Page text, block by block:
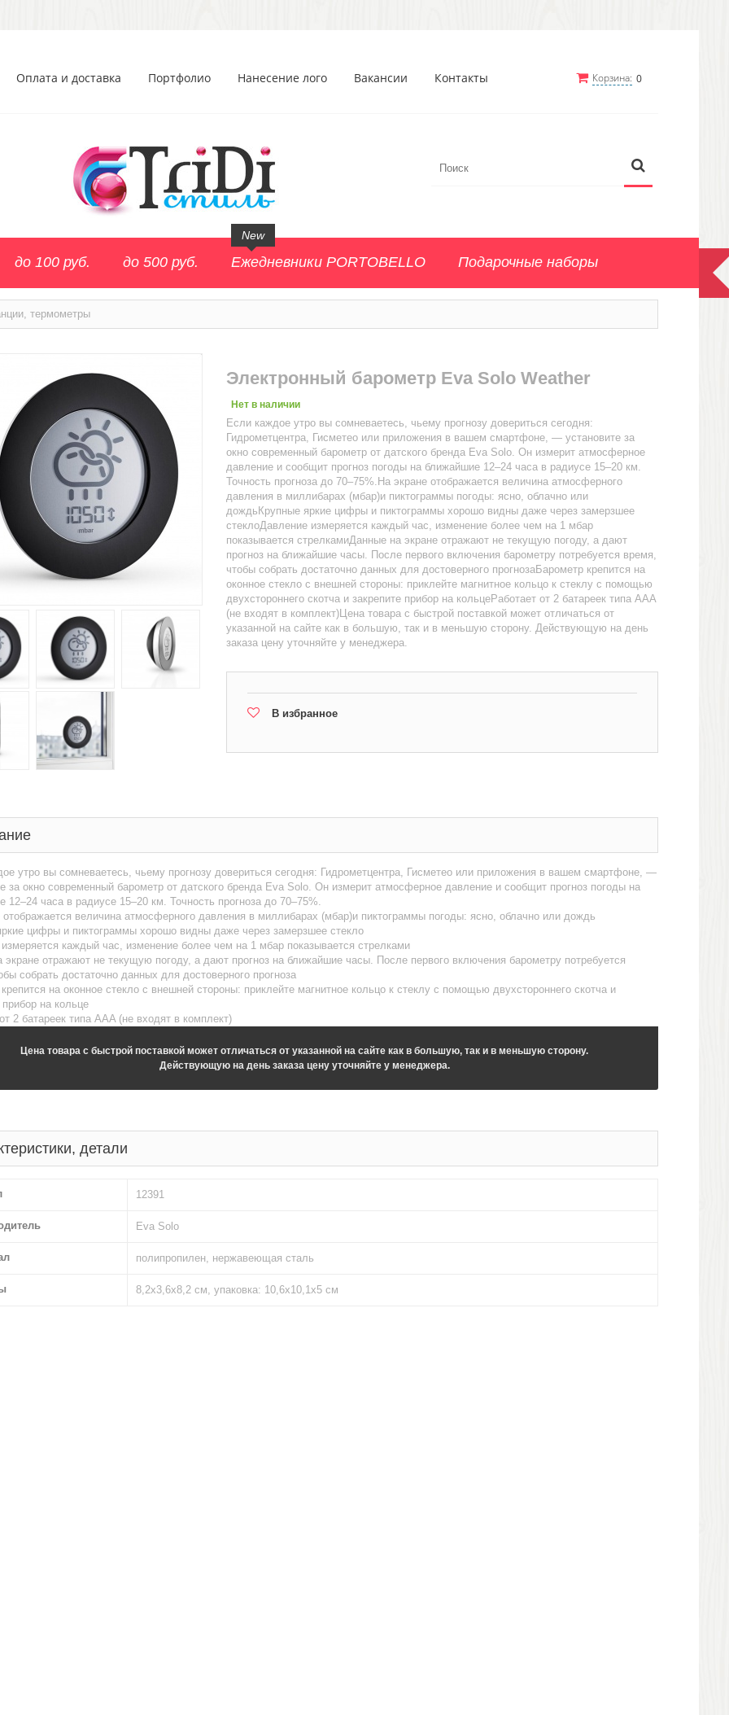
Корзина: 0
Оплата и доставка Портфолио Нанесение лого Вакансии Контакты
до 100 руб. до 500 руб. Ежедневники PORTOBELLO
New
Подарочные наборы
термометры
Электронный барометр Eva Solo Weather
Нет в наличии
Если каждое утро вы сомневаетесь, чьему прогнозу довериться сегодня:
Гидрометцентра, Гисметео или приложения в вашем смартфоне, — установите за
окно современный барометр от датского бренда Eva Solo. Он измерит атмосферное
давление и сообщит прогноз погоды на ближайшие 12–24 часа в радиусе 15–20 км.
Точность прогноза до 70–75%.На экране отображается величина атмосферного
давления в миллибарах (мбар)и пиктограммы погоды: ясно, облачно или
дождьКрупные яркие цифры и пиктограммы хорошо видны даже через замерзшее
стеклоДавление измеряется каждый час, изменение более чем на 1 мбар
показывается стрелкамиДанные на экране отражают не текущую погоду, а дают
прогноз на ближайшие часы. После первого включения барометру потребуется время,
чтобы собрать достаточно данных для достоверного прогнозаБарометр крепится на
оконное стекло с внешней стороны: приклейте магнитное кольцо к стеклу с помощью
двухстороннего скотча и закрепите прибор на кольцеРаботает от 2 батареек типа AAA
(не входят в комплект)Цена товара с быстрой поставкой может отличаться от
указанной на сайте как в большую, так и в меньшую сторону. Действующую на день
заказа цену уточняйте у менеджера.
В избранное
утро вы сомневаетесь, чьему прогнозу довериться сегодня: Гидрометцентра, Гисметео или приложения в вашем смартфоне, —
за окно современный барометр от датского бренда Eva Solo. Он измерит атмосферное давление и сообщит прогноз погоды на
12–24 часа в радиусе 15–20 км. Точность прогноза до 70–75%.
отображается величина атмосферного давления в миллибарах (мбар)и пиктограммы погоды: ясно, облачно или дождь
цифры и пиктограммы хорошо видны даже через замерзшее стекло
каждый час, изменение более чем на 1 мбар показывается стрелками
экране отражают не текущую погоду, а дают прогноз на ближайшие часы. После первого включения барометру потребуется
собрать достаточно данных для достоверного прогноза
на оконное стекло с внешней стороны: приклейте магнитное кольцо к стеклу с помощью двухстороннего скотча и
прибор на кольце
2 батареек типа AAA (не входят в комплект)
Цена товара с быстрой поставкой может отличаться от указанной на сайте как в большую, так и в меньшую сторону.
Действующую на день заказа цену уточняйте у менеджера.
детали
12391
Eva Solo
полипропилен, нержавеющая сталь
8,2х3,6х8,2 см, упаковка: 10,6х10,1х5 см